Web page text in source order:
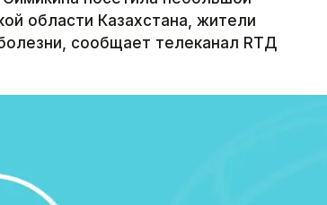
области Казахстана, жители
сообщает телеканал RTД